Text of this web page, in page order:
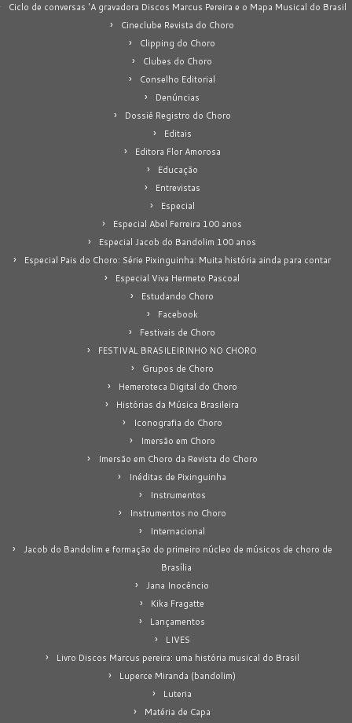
Ciclo de conversas 'A gravadora Discos Marcus Pereira e o Mapa Musical do Brasil
Cineclube Revista do Choro
Clipping do Choro
Clubes do Choro
Conselho Editorial
Denúncias
Dossiê Registro do Choro
Editais
Editora Flor Amorosa
Educação
Entrevistas
Especial
Especial Abel Ferreira 100 anos
Especial Jacob do Bandolim 100 anos
Especial Pais do Choro: Série Pixinguinha: Muita história ainda para contar
Especial Viva Hermeto Pascoal
Estudando Choro
Facebook
Festivais de Choro
FESTIVAL BRASILEIRINHO NO CHORO
Grupos de Choro
Hemeroteca Digital do Choro
Histórias da Música Brasileira
Iconografia do Choro
Imersão em Choro
Imersão em Choro da Revista do Choro
Inéditas de Pixinguinha
Instrumentos
Instrumentos no Choro
Internacional
Jacob do Bandolim e formação do primeiro núcleo de músicos de choro de
Brasília
Jana Inocêncio
Kika Fragatte
Lançamentos
LIVES
Livro Discos Marcus pereira: uma história musical do Brasil
Luperce Miranda (bandolim)
Luteria
Matéria de Capa